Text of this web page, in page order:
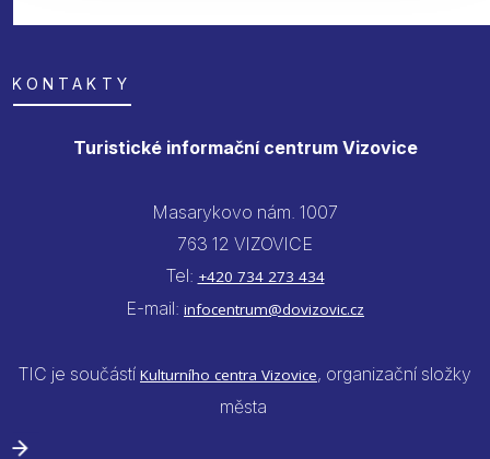
KONTAKTY
Turistické informační centrum Vizovice
Masarykovo nám. 1007
763 12 VIZOVICE
Tel: +420 734 273 434
E-mail: infocentrum@dovizovic.cz
TIC je součástí Kulturního centra Vizovice, organizační složky
města